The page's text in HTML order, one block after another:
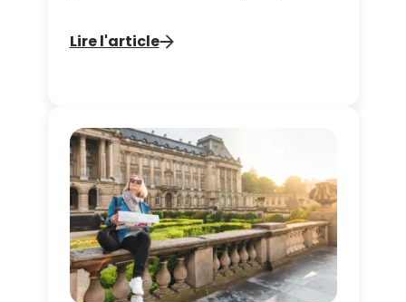
Tootbus ?
Lire l'article